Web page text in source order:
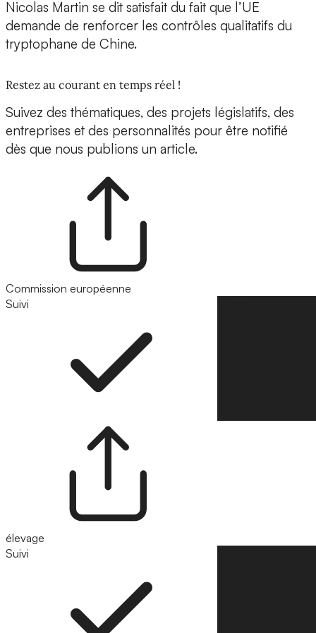
Nicolas Martin se dit satisfait du fait que l’UE
demande de renforcer les contrôles qualitatifs du
tryptophane de Chine.
Restez au courant en temps réel !
Suivez des thématiques, des projets législatifs, des
entreprises et des personnalités pour être notifié
dès que nous publions un article.
Commission européenne
Suivi
élevage
Suivi